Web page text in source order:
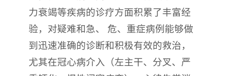
力衰竭等疾病的诊疗方面积累了丰富经
验，对疑难和急、 危、重症病例能够做
到迅速准确的诊断和积极有效的救治，
尤其在冠心病介入（左主干、分叉、严